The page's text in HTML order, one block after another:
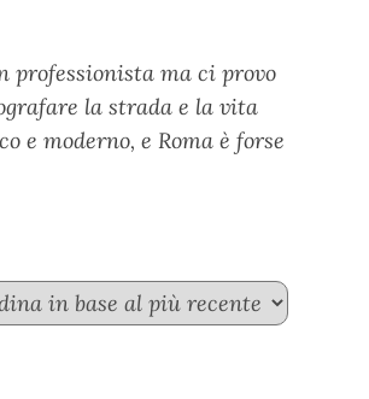
professionista ma ci provo
la strada e la vita
e moderno, e Roma è forse